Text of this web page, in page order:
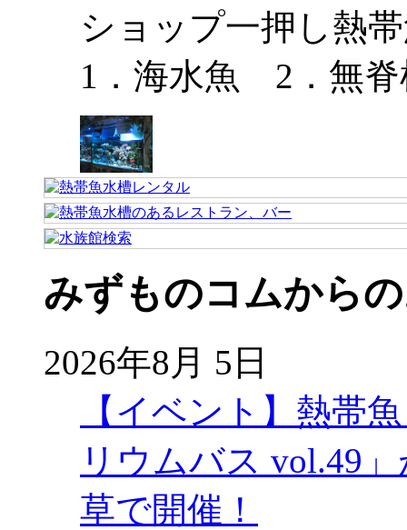
ショップ一押し熱
1．海水魚 2．無脊
みずものコムから
2026年8月 5日
【イベント】熱帯
リウムバス vol.49
草で開催！